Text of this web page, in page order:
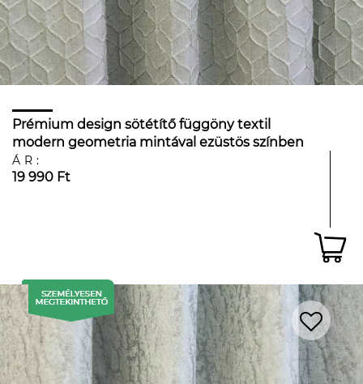
Prémium design sötétítő függöny textil
modern geometria mintával ezüstös színben
ÁR:
19 990 Ft